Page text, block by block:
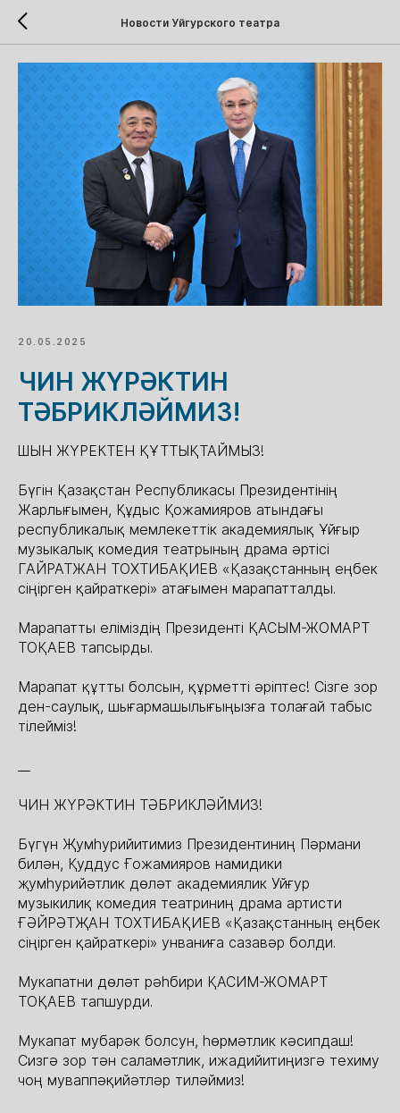
Новости Уйгурского театра
20.05.2025
ЧИН ЖҮРӘКТИН
ТӘБРИКЛӘЙМИЗ!
ШЫН ЖҮРЕКТЕН ҚҰТТЫҚТАЙМЫЗ!
Бүгін Қазақстан Республикасы Президентінің
Жарлығымен, Құдыс Қожамияров атындағы
республикалық мемлекеттік академиялық Ұйғыр
музыкалық комедия театрының драма әртісі
ГАЙРАТЖАН ТОХТИБАҚИЕВ «Қазақстанның еңбек
сіңірген қайраткері» атағымен марапатталды.
Марапатты еліміздің Президенті ҚАСЫМ-ЖОМАРТ
ТОҚАЕВ тапсырды.
Марапат құтты болсын, құрметті әріптес! Сізге зор
ден-саулық, шығармашылығыңызға толағай табыс
тілейміз!
ЧИН ЖҮРӘКТИН ТӘБРИКЛӘЙМИЗ!
Бүгүн Җумһурийитимиз Президентиниң Пәрмани
билән, Қуддус Ғожамияров намидики
җумһурийәтлик дөләт академиялик Уйғур
музыкилиқ комедия театриниң драма артисти
ҒӘЙРӘТҖАН ТОХТИБАҚИЕВ «Қазақстанның еңбек
сіңірген қайраткері» унваниға сазавәр болди.
Мукапатни дөләт рәһбири ҚАСИМ-ЖОМАРТ
ТОҚАЕВ тапшурди.
Мукапат мубарәк болсун, һөрмәтлик кәсипдаш!
Сизгә зор тән саламәтлик, ижадийитиңизгә техиму
чоң муваппәқийәтләр тиләймиз!